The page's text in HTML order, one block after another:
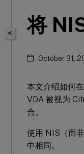
< 将
October 31,
本文介绍如何
VDA 被视为
合。
使用 NIS（而
中相同。